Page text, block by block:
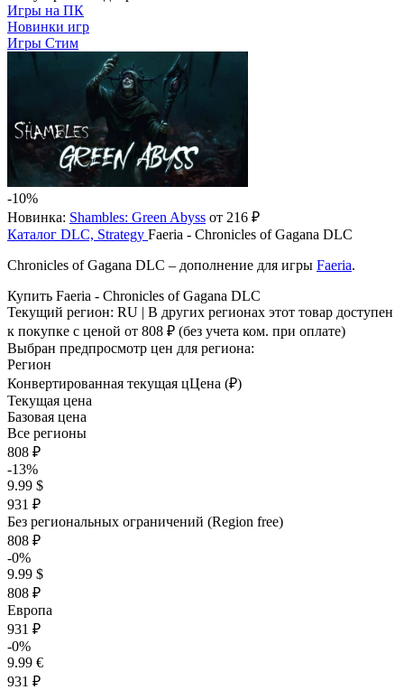
Игры на ПК
Новинки игр
Игры Стим
-10%
Новинка: Shambles: Green Abyss от 216 ₽
Каталог DLC, Strategy Faeria - Chronicles of Gagana DLC
Chronicles of Gagana DLC – дополнение для игры Faeria.
Купить Faeria - Chronicles of Gagana DLC
Текущий регион: RU | В других регионах этот товар доступен
к покупке с ценой от 808 ₽ (без учета ком. при оплате)
Выбран предпросмотр цен для региона:
Регион
Конвертированная текущая цЦена (₽)
Текущая цена
Базовая цена
Все регионы
808 ₽
-13%
9.99 $
931 ₽
Без региональных ограничений (Region free)
808 ₽
-0%
9.99 $
808 ₽
Европа
931 ₽
-0%
9.99 €
931 ₽